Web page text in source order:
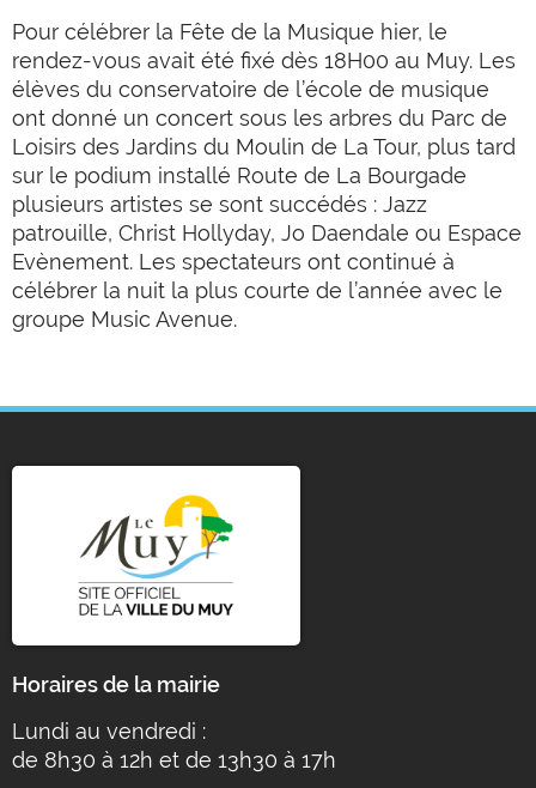
Pour célébrer la Fête de la Musique hier, le
rendez-vous avait été fixé dès 18H00 au Muy. Les
élèves du conservatoire de l’école de musique
ont donné un concert sous les arbres du Parc de
Loisirs des Jardins du Moulin de La Tour, plus tard
sur le podium installé Route de La Bourgade
plusieurs artistes se sont succédés : Jazz
patrouille, Christ Hollyday, Jo Daendale ou Espace
Evènement. Les spectateurs ont continué à
célébrer la nuit la plus courte de l’année avec le
groupe Music Avenue.
Horaires de la mairie
Lundi au vendredi :
de 8h30 à 12h et de 13h30 à 17h